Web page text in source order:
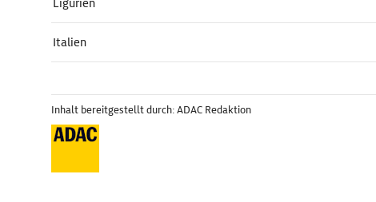
Ligurien
Italien
Inhalt bereitgestellt durch: ADAC Redaktion